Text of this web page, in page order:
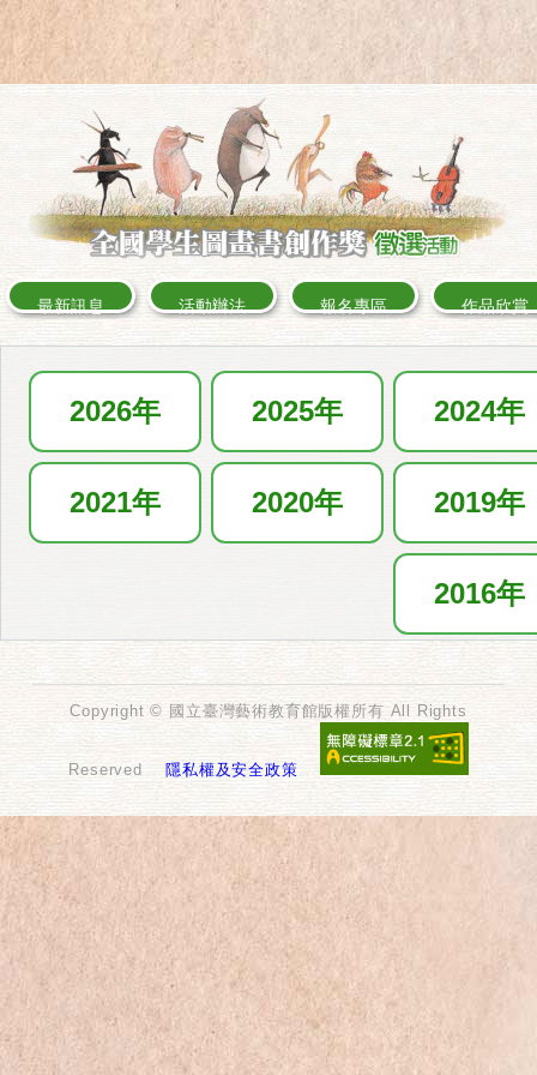
最新訊息 活動辦法 報名專區 作品欣賞
2026年 2025年 2024年
2021年 2020年 2019年
2016年
Copyright © 國立臺灣藝術教育館版權所有 All Rights
Reserved 隱私權及安全政策